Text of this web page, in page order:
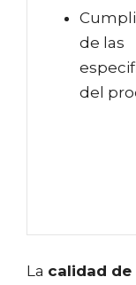
de las
del
La calidad de